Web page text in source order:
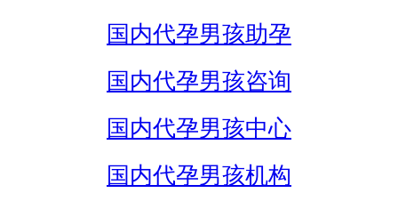
国内代孕男孩助孕
国内代孕男孩咨询
国内代孕男孩中心
国内代孕男孩机构